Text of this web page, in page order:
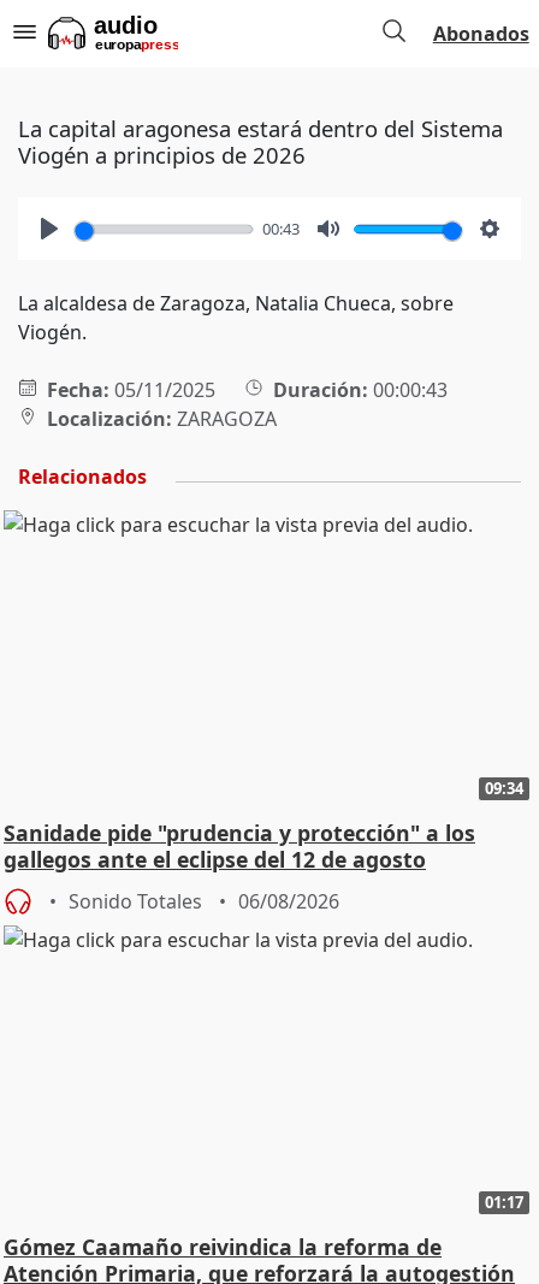
Abonados
La capital aragonesa estará dentro del Sistema
Viogén a principios de 2026
00:43
La alcaldesa de Zaragoza, Natalia Chueca, sobre
Viogén.
Fecha: 05/11/2025 Duración: 00:00:43
Localización: ZARAGOZA
Relacionados
09:34
Sanidade pide "prudencia y protección" a los
gallegos ante el eclipse del 12 de agosto
Sonido Totales 06/08/2026
01:17
Gómez Caamaño reivindica la reforma de
Atención Primaria, que reforzará la autogestión